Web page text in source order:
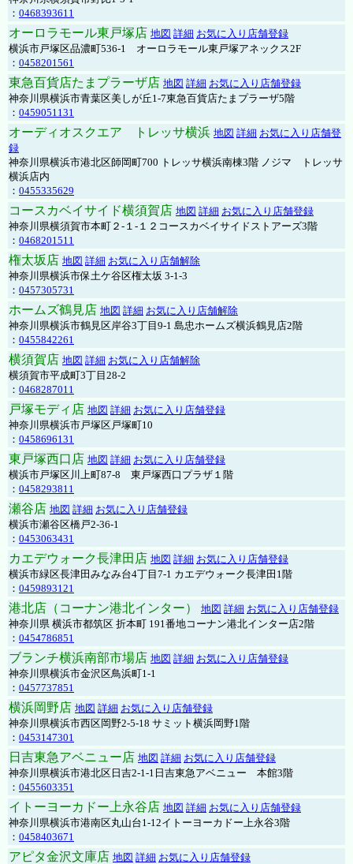
： 0468393611
オーロラモール東戸塚店 地図 詳細 お気に入り店舗登録
横浜市戸塚区品濃町536-1 オーロラモール東戸塚アネックス2F
： 0458201561
東急百貨店たまプラーザ店 地図 詳細 お気に入り店舗登録
神奈川県横浜市青葉区美しが丘1-7東急百貨店たまプラーザ5階
： 0459051131
オーディオスクエア トレッサ横浜 地図 詳細 お気に入り店舗登
録
神奈川県横浜市港北区師岡町700 トレッサ横浜南棟3階 ノジマ トレッサ
横浜店内
： 0455335629
コースカベイサイド横須賀店 地図 詳細 お気に入り店舗登録
神奈川県横須賀市本町２-１-１２コースカベイサイドストアーズ3階
： 0468201511
権太坂店 地図 詳細 お気に入り店舗解除
神奈川県横浜市保土ケ谷区権太坂 3-1-3
： 0457305731
ホームズ鶴見店 地図 詳細 お気に入り店舗解除
神奈川県横浜市鶴見区岸谷3丁目9-1 島忠ホームズ横浜鶴見店2階
： 0455842261
横須賀店 地図 詳細 お気に入り店舗解除
横須賀市平成町3丁目28-2
： 0468287011
戸塚モディ店 地図 詳細 お気に入り店舗登録
神奈川県横浜市戸塚区戸塚町10
： 0458696131
東戸塚西口店 地図 詳細 お気に入り店舗登録
横浜市戸塚区川上町87-8 東戸塚西口プラザ１階
： 0458293811
瀬谷店 地図 詳細 お気に入り店舗登録
横浜市瀬谷区橋戸2-36-1
： 0453063431
カエデウォーク長津田店 地図 詳細 お気に入り店舗登録
横浜市緑区長津田みなみ台4丁目7-1 カエデウォーク長津田1階
： 0459893121
港北店（コーナン港北インター） 地図 詳細 お気に入り店舗登録
神奈川県 横浜市都筑区 折本町 191番地コーナン港北インター店2階
： 0454786851
ブランチ横浜南部市場店 地図 詳細 お気に入り店舗登録
神奈川県横浜市金沢区鳥浜町1-1
： 0457737851
横浜岡野店 地図 詳細 お気に入り店舗登録
神奈川県横浜市西区岡野2-5-18 サミット横浜岡野1階
： 0453147301
日吉東急アベニュー店 地図 詳細 お気に入り店舗登録
神奈川県横浜市港北区日吉2-1-1日吉東急アベニュー 本館3階
： 0455603351
イトーヨーカドー上永谷店 地図 詳細 お気に入り店舗登録
神奈川県横浜市港南区丸山台1-12イトーヨーカドー上永谷3階
： 0458403671
アピタ金沢文庫店 地図 詳細 お気に入り店舗登録